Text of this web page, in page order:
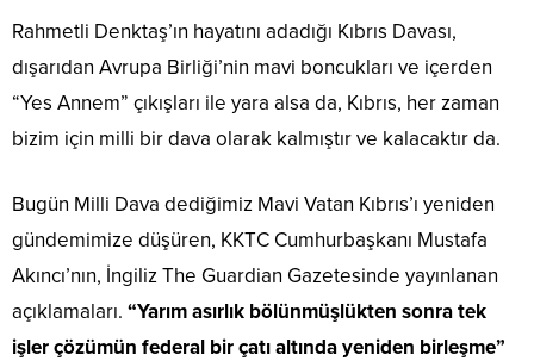
Rahmetli Denktaş’ın hayatını adadığı Kıbrıs Davası,
dışarıdan Avrupa Birliği’nin mavi boncukları ve içerden
“Yes Annem” çıkışları ile yara alsa da, Kıbrıs, her zaman
bizim için milli bir dava olarak kalmıştır ve kalacaktır da.
Bugün Milli Dava dediğimiz Mavi Vatan Kıbrıs’ı yeniden
gündemimize düşüren, KKTC Cumhurbaşkanı Mustafa
Akıncı’nın, İngiliz The Guardian Gazetesinde yayınlanan
açıklamaları. “Yarım asırlık bölünmüşlükten sonra tek
işler çözümün federal bir çatı altında yeniden birleşme”